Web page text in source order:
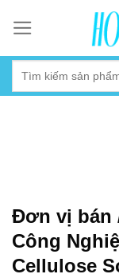
content
Đơn vị bán
Công
Cellulose